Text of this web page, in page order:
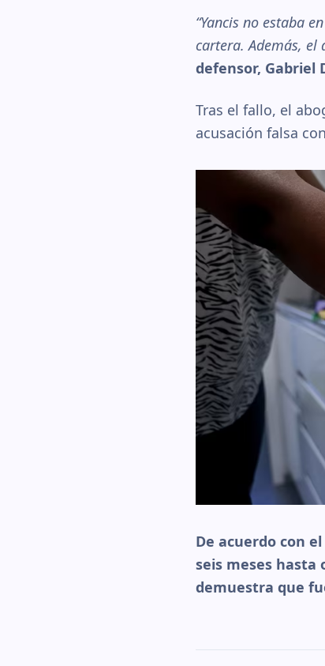
“Yancis no estaba
cartera. Además, el
defensor, Gabriel
Tras el fallo, el
acusación falsa
De acuerdo con
seis meses hasta
demuestra que